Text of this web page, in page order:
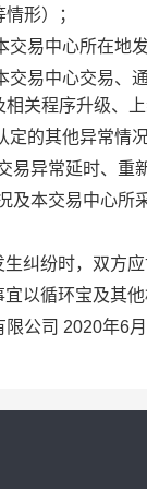
形）；
交易中心所在地
交易中心交易、
关程序升级、
的其他异常情况
易异常延时、重
及本交易中心所
纠纷时，双方
以循环宝及其他
限公司 2020年6